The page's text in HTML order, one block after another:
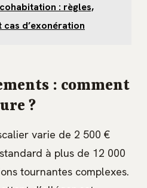
: règles,
d’exonération
: comment
?
varie de 2 500 €
à plus de 12 000
tournantes complexes.